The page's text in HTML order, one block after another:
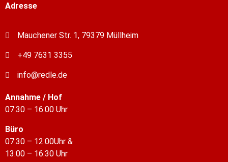
Adresse
Mauchener Str. 1, 79379 Müllheim
+49 7631 3355
info@redle.de
Annahme / Hof
07:30 – 16:00 Uhr
Büro
07:30 – 12:00Uhr &
13:00 – 16:30 Uhr